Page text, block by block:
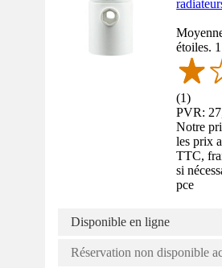
étoiles.
(1)
PVR:
Notre
les prix
TTC,
si
pce
Disponible en ligne
Réservation non disponible